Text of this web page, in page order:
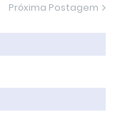
Próxima Postagem